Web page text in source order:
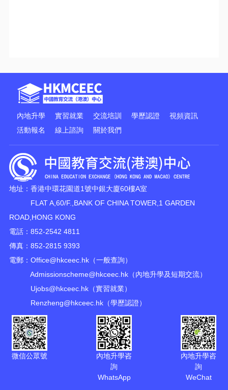
內地升學 實習就業 交流培訓 學歷認證
視頻資訊
活動報名
線上諮詢 關於我們
地址：香港中環花園道1號中銀大廈60樓A室
FLAT A,60/F.,BANK OF CHINA TOWER,1 GARDEN
ROAD,HONG KONG
電話：852-2542 4811
傳真：852-2815 9393
電郵： Office@hkceec.hk（一般查詢）
Admissionscheme@hkceec.hk（內地升學及短期交流）
Ujobs@hkceec.hk（實習就業）
Renzheng@hkceec.hk（學歷認證）
微信公眾號
內地升學咨
詢
WhatsApp
內地升學咨
詢
WeChat